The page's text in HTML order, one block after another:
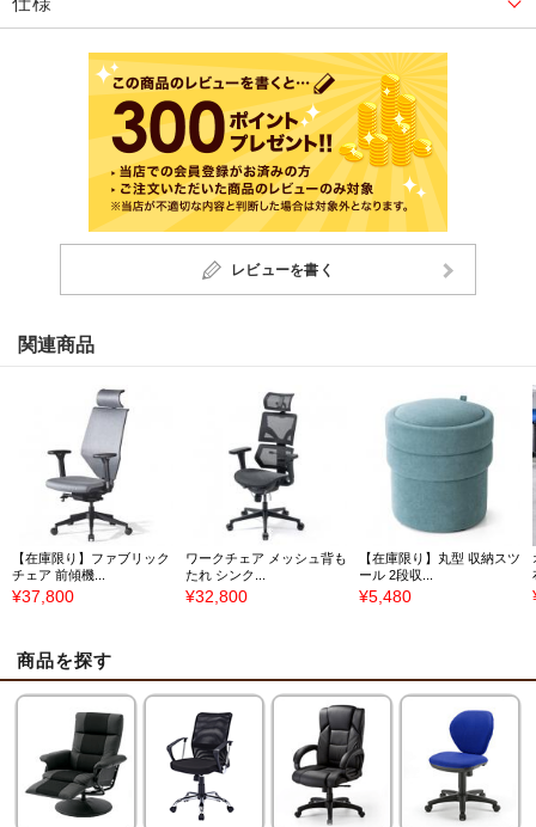
レビューを書く
関連商品
【在庫限り】ファブリック
チェア 前傾機...
¥37,800
ワークチェア メッシュ背も
たれ シンク...
¥32,800
【在庫限り】丸型 収納スツ
ール 2段収...
¥5,480
商品を探す